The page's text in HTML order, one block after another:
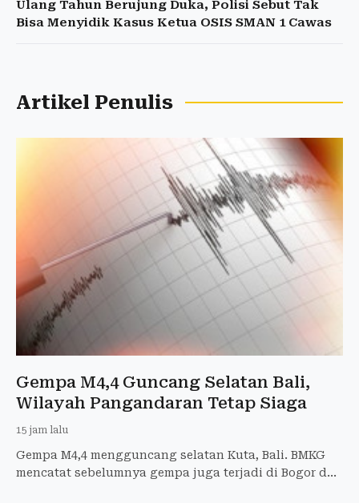
Ulang Tahun Berujung Duka, Polisi Sebut Tak
Bisa Menyidik Kasus Ketua OSIS SMAN 1 Cawas
Artikel Penulis
Gempa M4,4 Guncang Selatan Bali,
Wilayah Pangandaran Tetap Siaga
15 jam lalu
Gempa M4,4 mengguncang selatan Kuta, Bali. BMKG
mencatat sebelumnya gempa juga terjadi di Bogor dan